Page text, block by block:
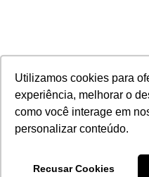
Utilizamos cookies para
experiência, melhorar o
como você interage em
personalizar conteúdo.
Recusar Cookies
Utilizamos cookies para
experiência, melhorar o
como você interage em
personalizar conteúdo.
Recusar Cookies